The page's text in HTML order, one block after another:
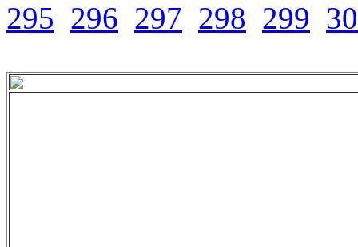
295 296 297 298 299